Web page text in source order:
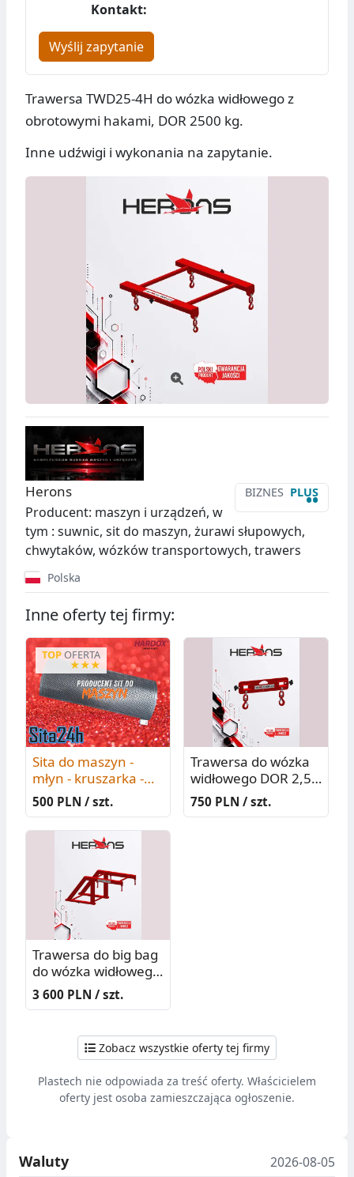
Kontakt:
Wyślij zapytanie
Trawersa TWD25-4H do wózka widłowego z
obrotowymi hakami, DOR 2500 kg.
Inne udźwigi i wykonania na zapytanie.
BIZNES PLUS
••
Herons
Producent: maszyn i urządzeń, w
tym : suwnic, sit do maszyn, żurawi słupowych,
chwytaków, wózków transportowych, trawers
Polska
Inne oferty tej firmy:
Sita do maszyn -
młyn - kruszarka -
HARDOX
500 PLN / szt.
Trawersa do wózka
widłowego DOR 2,5 t
- producent
750 PLN / szt.
Trawersa do big bag
do wózka widłowego
DOR=1,5 t -
Producent
3 600 PLN / szt.
Zobacz wszystkie oferty tej firmy
Plastech nie odpowiada za treść oferty. Właścicielem
oferty jest osoba zamieszczająca ogłoszenie.
Waluty 2026-08-05